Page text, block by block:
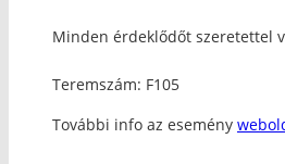
Minden érdeklődőt szeretettel
Teremszám: F105
További info az esemény